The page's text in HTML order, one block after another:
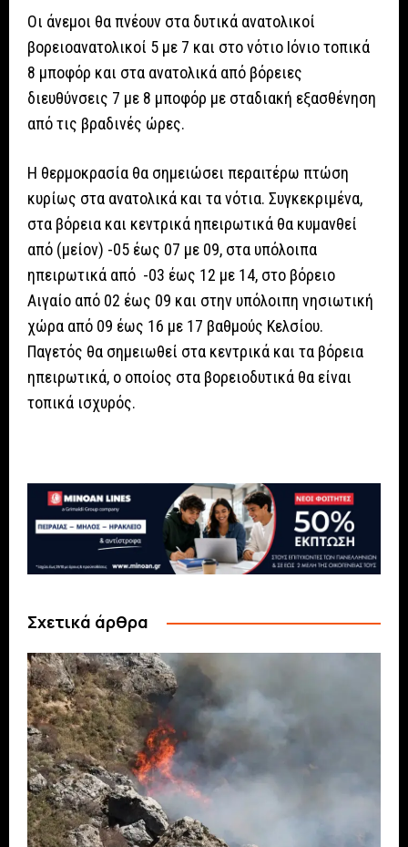
Οι άνεμοι θα πνέουν στα δυτικά ανατολικοί
βορειοανατολικοί 5 με 7 και στο νότιο Ιόνιο τοπικά
8 μποφόρ και στα ανατολικά από βόρειες
διευθύνσεις 7 με 8 μποφόρ με σταδιακή εξασθένηση
από τις βραδινές ώρες.
Η θερμοκρασία θα σημειώσει περαιτέρω πτώση
κυρίως στα ανατολικά και τα νότια. Συγκεκριμένα,
στα βόρεια και κεντρικά ηπειρωτικά θα κυμανθεί
από (μείον) -05 έως 07 με 09, στα υπόλοιπα
ηπειρωτικά από -03 έως 12 με 14, στο βόρειο
Αιγαίο από 02 έως 09 και στην υπόλοιπη νησιωτική
χώρα από 09 έως 16 με 17 βαθμούς Κελσίου.
Παγετός θα σημειωθεί στα κεντρικά και τα βόρεια
ηπειρωτικά, ο οποίος στα βορειοδυτικά θα είναι
τοπικά ισχυρός.
Σχετικά άρθρα